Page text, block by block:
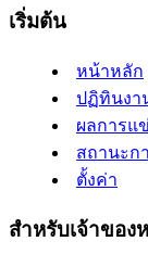
เริ่มต้น
หน้าหลัก
ปฏิทินงา
ผลการแ
สถานะก
ตั้งค่า
สำหรับเจ้าของ